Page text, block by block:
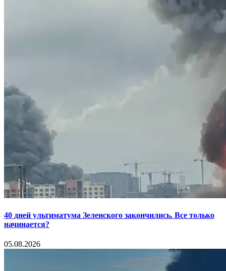
40 дней ультиматума Зеленского закончились. Все только
начинается?
05.08.2026